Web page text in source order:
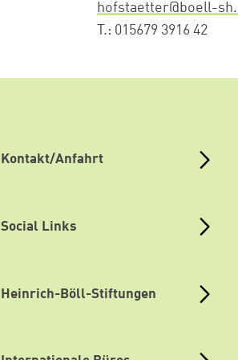
hofstaetter@boell-
T.: 015679 3916 42
Kontakt/Anfahrt
Social Links
Heinrich-Böll-Stiftungen